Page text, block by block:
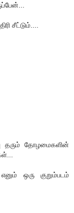
சீட்டும்....
தரும் தோழமைகளின்
ஒரு குறும்படம்